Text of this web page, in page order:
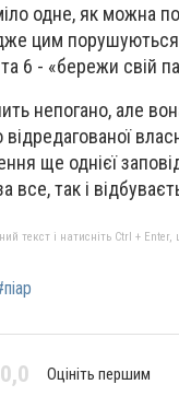
одне, як можна
цим порушуються
6 - «бережи свій
непогано, але
відредагованої
ще однієї
все, так і
текст і натисніть Ctrl +
0,0 Оцініть першим